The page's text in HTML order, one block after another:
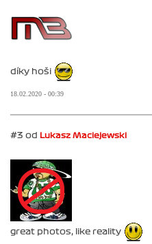
díky hoši
18.02.2020 - 00:39
#3 od Lukasz Maciejewski
great photos, like reality